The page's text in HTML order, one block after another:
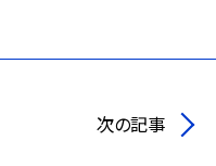
次の記事